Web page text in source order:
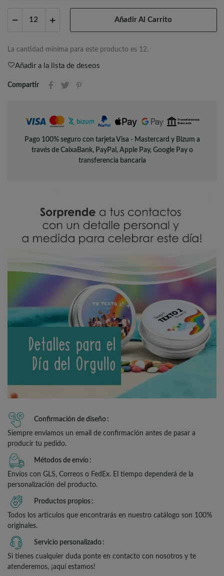
Añadir Al Carrito
La cantidad mínima para este producto es 12.
Añadir a la lista de deseos
Compartir
Pago 100% seguro con tarjeta Visa - Mastercard y Bizum a
través de CaixaBank, PayPal, Apple Pay, Google Pay o
transferencia bancaria
Confirmación de diseño
Siempre enviamos un email de confirmación antes de pasar a
producir tu pedido.
Métodos de envío
Envíos con GLS, Correos o FedEx. El tiempo dependerá de la
personalización del producto.
Productos propios
Todos los artículos que encontrarás en nuestro catálogo son 100%
originales.
Servicio personalizado
Si tienes cualquier duda ponte en contacto con nosotros y te
atenderemos, ¡aquí estamos!